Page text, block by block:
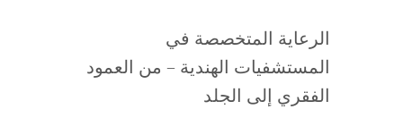
الرعاية المتخصصة في
المستشفيات الهندية – من العمود
الفقري إلى الجلد